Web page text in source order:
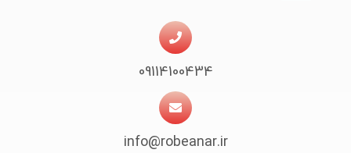
09114100434
info@robeanar.ir